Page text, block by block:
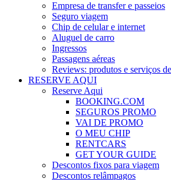
Empresa de transfer e passeios
Seguro viagem
Chip de celular e internet
Aluguel de carro
Ingressos
Passagens aéreas
Reviews: produtos e serviços
RESERVE AQUI
Reserve Aqui
BOOKING.COM
SEGUROS PROMO
VAI DE PROMO
O MEU CHIP
RENTCARS
GET YOUR GUIDE
Descontos fixos para viagem
Descontos relâmpagos